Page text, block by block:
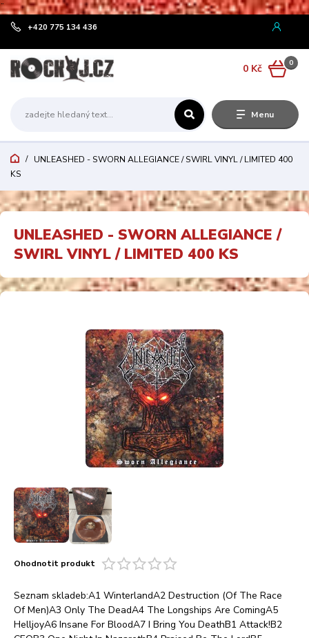
¨
Menu
+420 775 134 436
0
0 Kč
UNLEASHED - SWORN ALLEGIANCE / SWIRL VINYL / LIMITED 400
KS
UNLEASHED - SWORN ALLEGIANCE /
SWIRL VINYL / LIMITED 400 KS
Ohodnotit produkt
Seznam skladeb:A1 WinterlandA2 Destruction (Of The Race
Of Men)A3 Only The DeadA4 The Longships Are ComingA5
HelljoyA6 Insane For BloodA7 I Bring You DeathB1 Attack!B2